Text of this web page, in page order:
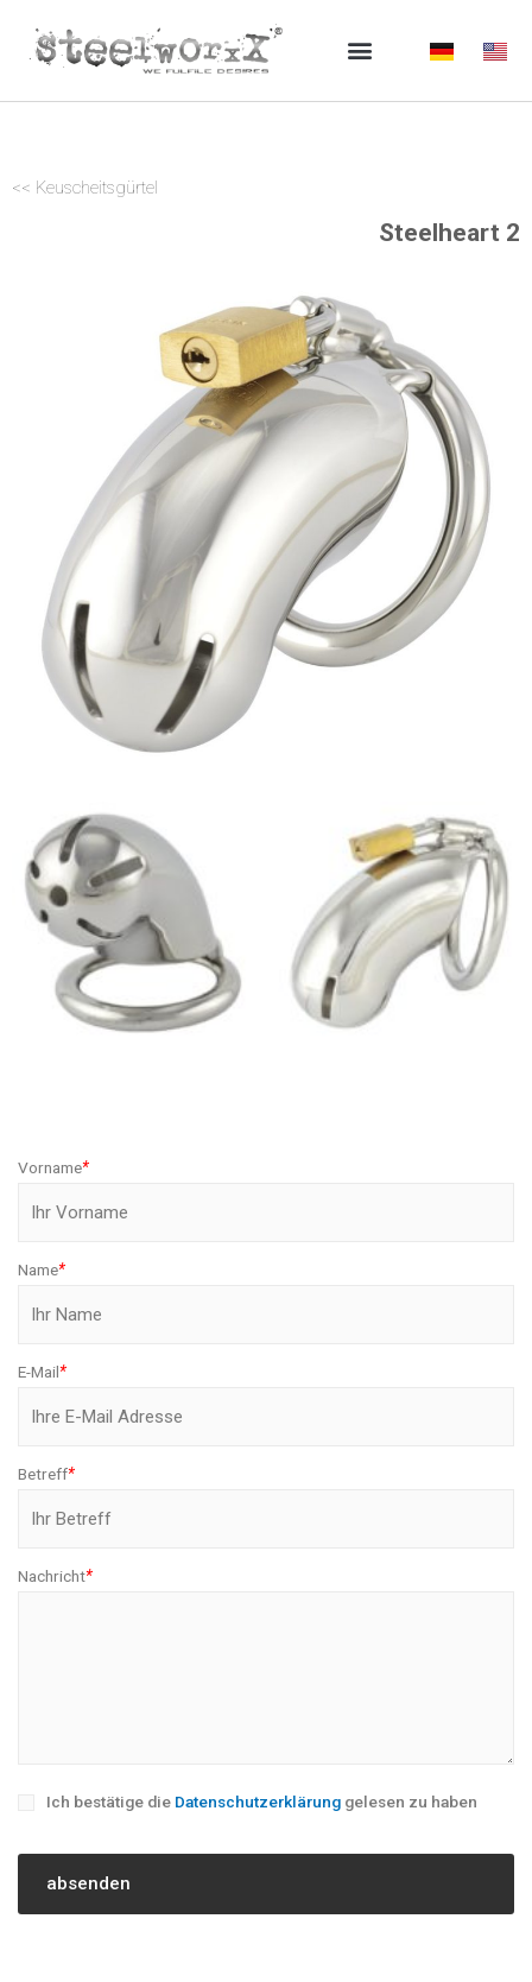
Inhalt
springen
<< Keuscheitsgürtel
Steelheart 2
Vorname*
Name*
E-Mail*
Betreff*
Nachricht*
Ich bestätige die Datenschutzerklärunggelesen zu haben